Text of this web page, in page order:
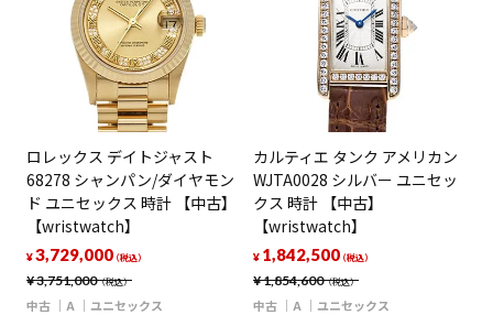
ロレックス デイトジャスト
68278 シャンパン/ダイヤモン
ド ユニセックス 時計 【中古】
【wristwatch】
¥3,751,000（税込）
¥3,729,000（税込）
中古 A ユニセックス
カルティエ タンク アメリカン
WJTA0028 シルバー ユニセッ
クス 時計 【中古】
【wristwatch】
¥1,854,600（税込）
¥ 1,842,500（税込）
中古 A ユニセックス